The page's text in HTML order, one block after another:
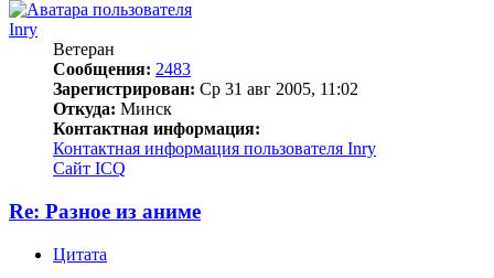
Inry
Ветеран
Сообщения: 2483
Зарегистрирован: Ср 31 авг 2005, 11:02
Откуда: Минск
Контактная информация:
Контактная информация пользователя Inry
Сайт ICQ
Re: Разное из аниме
Цитата